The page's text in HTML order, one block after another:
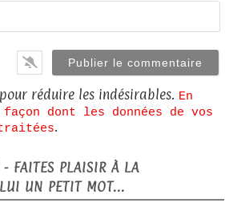
réduire les indésirables. En
dont les données de vos
.
- FAITES PLAISIR À LA
UN PETIT MOT...